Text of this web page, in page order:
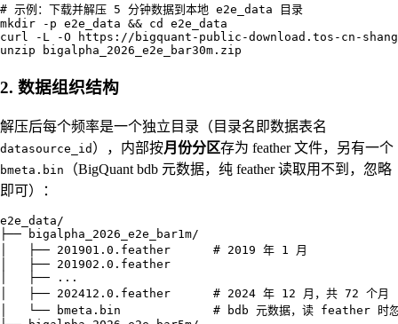
# 示例：下载并解压 5 分钟数据到本地 e2e_data 目录
mkdir -p e2e_data && cd e2e_data
curl -L -O https://bigquant-public-download.tos-cn-
2. 数据组织结构
解压后每个频率是一个独立目录（目录名即数据表名
datasource_id ），内部按月份分区存为 feather 文件，另有一个
bmeta.bin
（BigQuant bdb 元数据，纯 feather 读取用不到，忽略
即可）：
e2e_data/
├── bigalpha_2026_e2e_bar1m/
│   ├── 201901.0.feather      # 2019 年 1 月
│   ├── 201902.0.feather
│   ├── ...
│   ├── 202412.0.feather      # 2024 年 12 月，共 72 个月
│   └── bmeta.bin             # bdb 元数据，读 feather 时